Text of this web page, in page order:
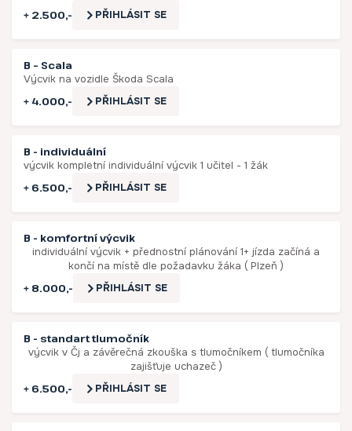
+ 2.500,- PŘIHLÁSIT SE
B – Scala
Výcvik na vozidle Škoda Scala
+ 4.000,- PŘIHLÁSIT SE
B - individuální
výcvik kompletní individuální výcvik 1 učitel - 1 žák
+ 6.500,- PŘIHLÁSIT SE
B - komfortní výcvik
individuální výcvik + přednostní plánování 1+ jízda začíná a
končí na místě dle požadavku žáka ( Plzeň )
+ 8.000,- PŘIHLÁSIT SE
B - standart tlumočník
výcvik v Čj a závěrečná zkouška s tlumočníkem ( tlumočníka
zajišťuje uchazeč )
+ 6.500,- PŘIHLÁSIT SE